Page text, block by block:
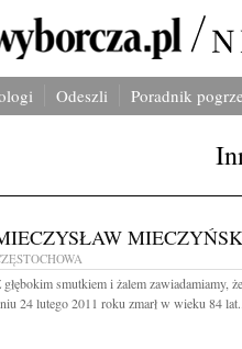
Odeszli Poradnik
głębokim smutkiem i żalem zawiadamiamy,
24 lutego 2011 roku zmarł w wieku 84